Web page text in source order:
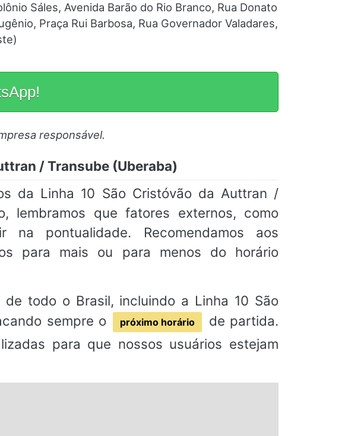
Sáles, Avenida Barão do Rio Branco, Rua Donato
Praça Rui Barbosa, Rua Governador Valadares,
responsável.
/ Transube (Uberaba)
da Linha 10 São Cristóvão da Auttran /
lembramos que fatores externos, como
na pontualidade. Recomendamos aos
para mais ou para menos do horário
todo o Brasil, incluindo a Linha 10 São
sempre o
próximo horário
de partida.
para que nossos usuários estejam